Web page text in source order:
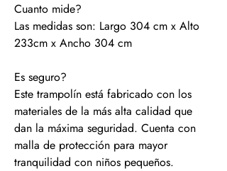
Cuanto mide?
Las medidas son: Largo 304 cm x Alto
233cm x Ancho 304 cm
Es seguro?
Este trampolín está fabricado con los
materiales de la más alta calidad que
dan la máxima seguridad. Cuenta con
malla de protección para mayor
tranquilidad con niños pequeños.